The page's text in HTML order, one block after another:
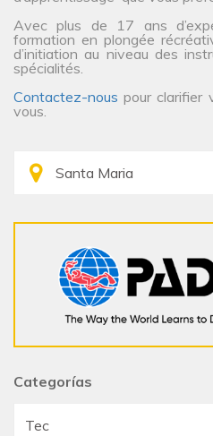
Avec plus de 17 ans
formation en plongée
d’initiation au niveau des
spécialités.
Contactez-nous pour clarifier
vous.
Categorías